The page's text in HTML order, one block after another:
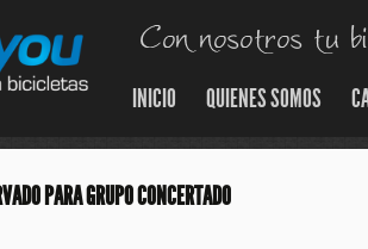
INICIO QUIENES SOMOS
PARA GRUPO CONCERTADO